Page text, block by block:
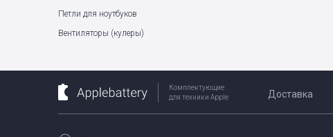
Петли для ноутбуков
Вентиляторы (кулеры)
Комплектующие
для техники Apple
Доставка